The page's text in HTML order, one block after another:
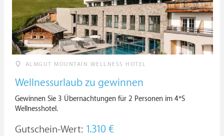
ALMGUT MOUNTAIN WELLNESS HOTEL
Wellnessurlaub zu gewinnen
Gewinnen Sie 3 Übernachtungen für 2 Personen im 4*S
Wellnesshotel.
Gutschein-Wert: 1.310 €